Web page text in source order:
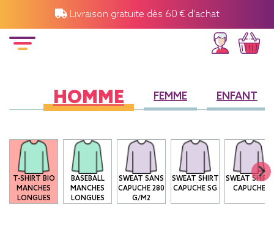
Livraison gratuite dès 60 € d'achat
HOMME FEMME ENFANT
T-SHIRT BIO
MANCHES
LONGUES
BASEBALL
MANCHES
LONGUES
SWEAT SANS
CAPUCHE 280
G/M2
SWEAT SHIRT
CAPUCHE SG
SWEAT SHIRT
CAPUCHE